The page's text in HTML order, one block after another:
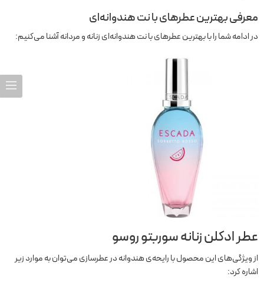
معرفی بهترین عطرهای با نت هندوانه‌ای
در ادامه شما را با بهترین عطرهای با نت هندوانه‌ای زنانه و مردانه آشنا می‌کنیم:
عطر ادکلن زنانه سوربتو روسو
از ویژگی‌های این محصول با رایحه‌ی هندوانه در عطرسازی می‌توان به موارد زیر
اشاره کرد: